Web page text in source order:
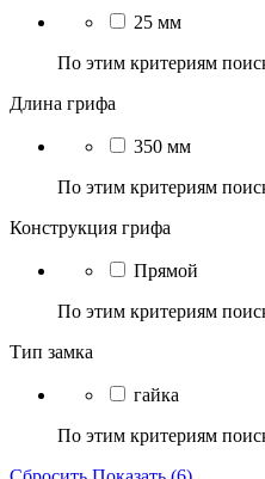
25 мм
По этим критериям
Длина грифа
350 мм
По этим критериям
Конструкция грифа
Прямой
По этим критериям
Тип замка
гайка
По этим критериям